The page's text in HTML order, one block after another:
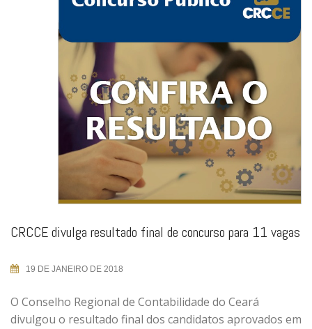
CRCCE divulga resultado final de concurso para 11 vagas
19 DE JANEIRO DE 2018
O Conselho Regional de Contabilidade do Ceará
divulgou o resultado final dos candidatos aprovados em